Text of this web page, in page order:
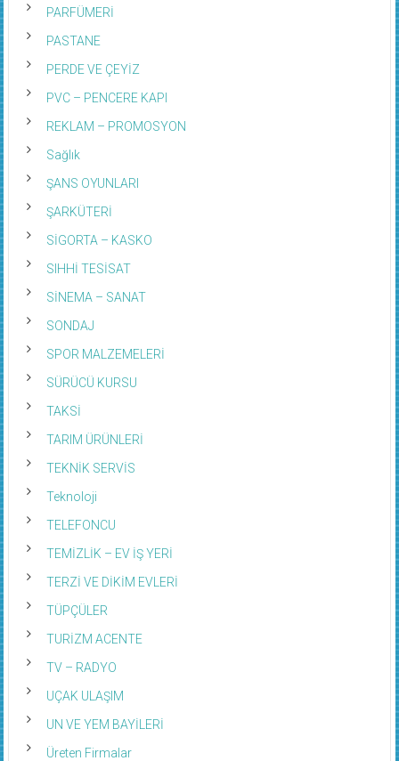
PARFÜMERİ
PASTANE
PERDE VE ÇEYİZ
PVC – PENCERE KAPI
REKLAM – PROMOSYON
Sağlık
ŞANS OYUNLARI
ŞARKÜTERİ
SİGORTA – KASKO
SIHHİ TESİSAT
SİNEMA – SANAT
SONDAJ
SPOR MALZEMELERİ
SÜRÜCÜ KURSU
TAKSİ
TARIM ÜRÜNLERİ
TEKNİK SERVİS
Teknoloji
TELEFONCU
TEMİZLİK – EV İŞ YERİ
TERZİ VE DİKİM EVLERİ
TÜPÇÜLER
TURİZM ACENTE
TV – RADYO
UÇAK ULAŞIM
UN VE YEM BAYİLERİ
Üreten Firmalar